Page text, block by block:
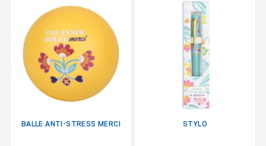
BALLE ANTI-STRESS MERCI STYLO